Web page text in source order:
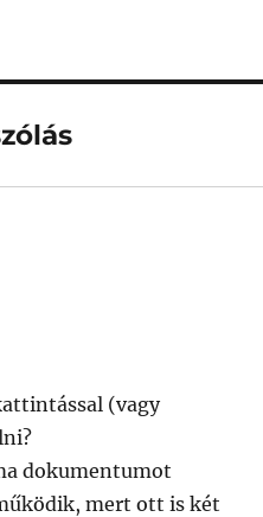
(vagy
dokumentumot
mert ott is két